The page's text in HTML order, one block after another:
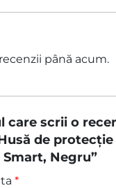
până acum.
care scrii o
de
Negru”
*